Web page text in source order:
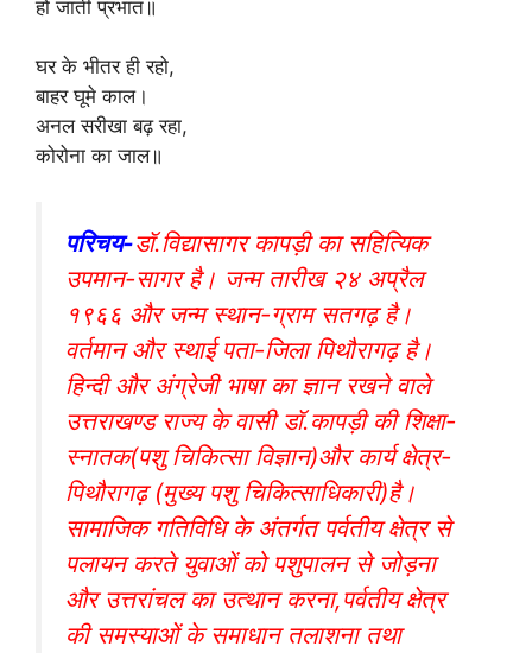
हो जाती प्रभात॥
घर के भीतर ही रहो,
बाहर घूमे काल।
अनल सरीखा बढ़ रहा,
कोरोना का जाल॥
परिचय-डॉ.विद्यासागर कापड़ी का सहित्यिक
उपमान-सागर है। जन्म तारीख २४ अप्रैल
१९६६ और जन्म स्थान-ग्राम सतगढ़ है।
वर्तमान और स्थाई पता-जिला पिथौरागढ़ है।
हिन्दी और अंग्रेजी भाषा का ज्ञान रखने वाले
उत्तराखण्ड राज्य के वासी डॉ.कापड़ी की शिक्षा-
स्नातक(पशु चिकित्सा विज्ञान)और कार्य क्षेत्र-
पिथौरागढ़ (मुख्य पशु चिकित्साधिकारी)है।
सामाजिक गतिविधि के अंतर्गत पर्वतीय क्षेत्र से
पलायन करते युवाओं को पशुपालन से जोड़ना
और उत्तरांचल का उत्थान करना,पर्वतीय क्षेत्र
की समस्याओं के समाधान तलाशना तथा